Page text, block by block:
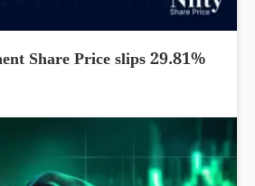
Share Price slips 29.81%